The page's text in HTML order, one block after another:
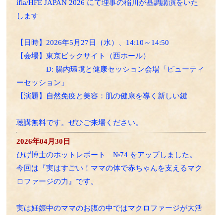
ifia/HFE JAPAN 2026 にて理事の稲川が基調講演をいた
します
【日時】2026年5月27日（水）、14:10～14:50
【会場】東京ビックサイト（西ホール）
D: 腸内環境と健康セッション会場「ビューティ
ーセッション」
【演題】自然免疫と美容：肌の健康を導く新しい鍵
聴講無料です。ぜひご来場ください。
2026年04月30日
ひげ博士のホットレポート №74 をアップしました。
今回は『実はすごい！ママの体で赤ちゃんを支えるマク
ロファージの力』です。
実は妊娠中のママのお腹の中ではマクロファージが大活